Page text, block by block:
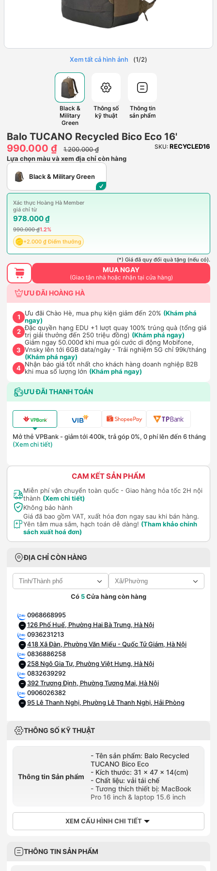
Xem tất cả hình ảnh (1/2)
Black &
Military
Green
Thông số
kỹ thuật
Thông tin
sản phẩm
Balo TUCANO Recycled Bico Eco 16'
990.000 ₫
1.200.000 ₫ SKU: RECYCLED16
Lựa chọn màu và xem địa chỉ còn hàng
Black & Military Green
Xác thực Hoàng Hà Member
giá chỉ từ
978.000 ₫
990.000 ₫1.2%
+2.000 ₫ Điểm thưởng
(*) Giá đã quy đổi quà tặng (nếu có).
MUA NGAY
(Giao tận nhà hoặc nhận tại cửa hàng)
ƯU ĐÃI HOÀNG HÀ
1 Ưu đãi Chào Hè, mua phụ kiện giảm đến 20% (Khám phá
ngay)
2 Đặc quyền hạng EDU +1 lượt quay 100% trúng quà (tổng giá
trị giải thưởng đến 250 triệu đồng) (Khám phá ngay)
3
Giảm ngay 50.000đ khi mua gói cước di động Mobifone,
Vnsky lên tới 6GB data/ngày - Trải nghiệm 5G chỉ 99k/tháng
(Khám phá ngay)
4 Nhận báo giá tốt nhất cho khách hàng doanh nghiệp B2B
khi mua số lượng lớn (Khám phá ngay)
ƯU ĐÃI THANH TOÁN
Mở thẻ VPBank - giảm tới 400k, trả góp 0%, 0 phí lên đến 6 tháng
(Xem chi tiết)
CAM KẾT SẢN PHẨM
Miễn phí vận chuyển toàn quốc - Giao hàng hỏa tốc 2H nội
thành (Xem chi tiết)
Không bảo hành
Giá đã bao gồm VAT, xuất hóa đơn ngay sau khi bán hàng.
Yên tâm mua sắm, hạch toán dễ dàng! (Tham khảo chính
sách xuất hoá đơn)
ĐỊA CHỈ CÒN HÀNG
Có 5Cửa hàng còn hàng
0968668995
126 Phố Huế, Phường Hai Bà Trưng, Hà Nội
0936231213
418 Xã Đàn, Phường Văn Miếu - Quốc Tử Giám, Hà Nội
0836886258
258 Ngô Gia Tự, Phường Việt Hưng, Hà Nội
0832639292
392 Trương Định, Phường Tương Mai, Hà Nội
0906026382
95 Lê Thanh Nghị, Phường Lê Thanh Nghị, Hải Phòng
THÔNG SỐ KỸ THUẬT
Thông tin Sản phẩm
- Tên sản phẩm: Balo Recycled
TUCANO Bico Eco
- Kích thước: 31 x 47 x 14(cm)
- Chất liệu: vải tái chế
- Tương thích thiết bị: MacBook
Pro 16 inch & laptop 15.6 inch
XEM CẤU HÌNH CHI TIẾT
THÔNG TIN SẢN PHẨM